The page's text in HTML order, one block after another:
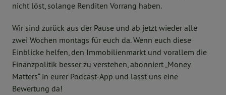
nicht löst, solange Renditen Vorrang haben.
Wir sind zurück aus der Pause und ab jetzt wieder alle
zwei Wochen montags für euch da. Wenn euch diese
Einblicke helfen, den Immobilienmarkt und vorallem die
Finanzpolitik besser zu verstehen, abonniert „Money
Matters“ in eurer Podcast-App und lasst uns eine
Bewertung da!